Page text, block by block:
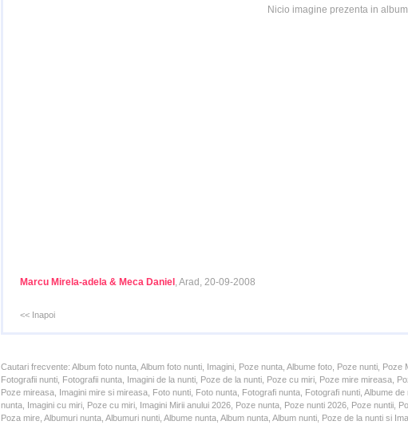
Nicio imagine prezenta in
Marcu Mirela-adela & Meca Daniel , Arad, 20-09-2008
<< Inapoi
Cautari frecvente: Album foto nunta, Album foto nunti, Imagini, Poze nunta, Albume foto, Poze nunti, Poze
Fotografii nunti, Fotografii nunta, Imagini de la nunti, Poze de la nunti, Poze cu miri, Poze mire mireasa,
Poze mireasa, Imagini mire si mireasa, Foto nunti, Foto nunta, Fotografi nunta, Fotografi nunti, Albume de
nunta, Imagini cu miri, Poze cu miri, Imagini Mirii anului 2026, Poze nunta, Poze nunti 2026, Poze nuntii,
Poza mire, Albumuri nunta, Albumuri nunti, Albume nunta, Album nunta, Album nunti, Poze de la nunti si